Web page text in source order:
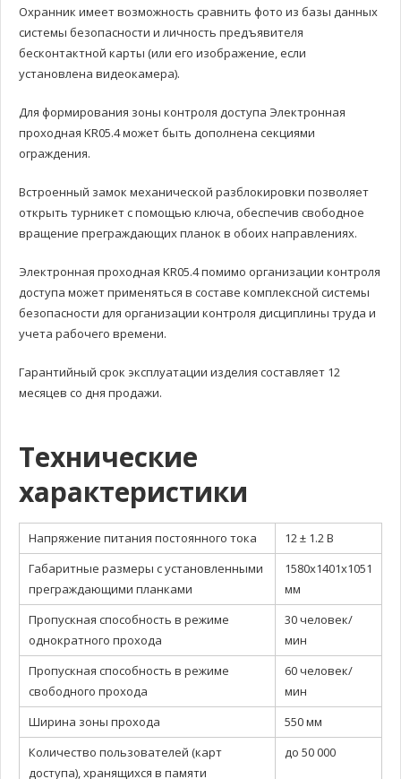
Охранник имеет возможность сравнить фото из базы данных
системы безопасности и личность предъявителя
бесконтактной карты (или его изображение, если
установлена видеокамера).
Для формирования зоны контроля доступа Электронная
проходная KR05.4 может быть дополнена секциями
ограждения.
Встроенный замок механической разблокировки позволяет
открыть турникет с помощью ключа, обеспечив свободное
вращение преграждающих планок в обоих направлениях.
Электронная проходная KR05.4 помимо организации контроля
доступа может применяться в составе комплексной системы
безопасности для организации контроля дисциплины труда и
учета рабочего времени.
Гарантийный срок эксплуатации изделия составляет 12
месяцев со дня продажи.
Технические
характеристики
Напряжение питания постоянного тока
12 ± 1.2 В
Габаритные размеры с установленными
преграждающими планками
1580х1401х1051
мм
Пропускная способность в режиме
однократного прохода
30 человек/
мин
Пропускная способность в режиме
свободного прохода
60 человек/
мин
Ширина зоны прохода
550 мм
Количество пользователей (карт
доступа), хранящихся в памяти
до 50 000